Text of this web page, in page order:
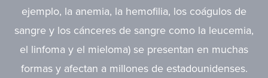
ejemplo, la anemia, la hemofilia, los coágulos de
sangre y los cánceres de sangre como la leucemia,
el linfoma y el mieloma) se presentan en muchas
formas y afectan a millones de estadounidenses.